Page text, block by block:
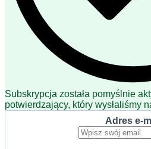
Subskrypcja została pomyślnie
potwierdzający, który wysłaliśmy
Adres e-